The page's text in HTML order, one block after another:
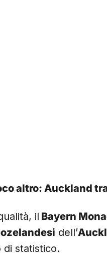
altro: Auckland
il Bayern
dell’
statistico.